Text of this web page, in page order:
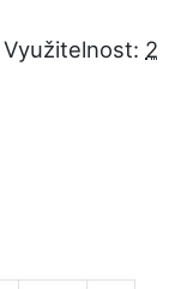
Využitelnost: 2